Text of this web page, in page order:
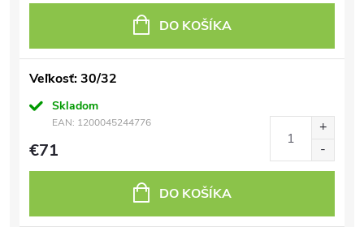
DO KOŠÍKA
Veľkosť: 30/32
Skladom
EAN: 1200045244776
€71
DO KOŠÍKA